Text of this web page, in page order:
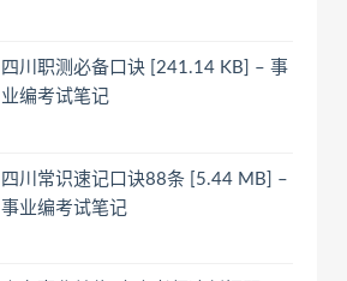
四川职测必备口诀 [241.14 KB] – 事
业编考试笔记
四川常识速记口诀88条 [5.44 MB] –
事业编考试笔记